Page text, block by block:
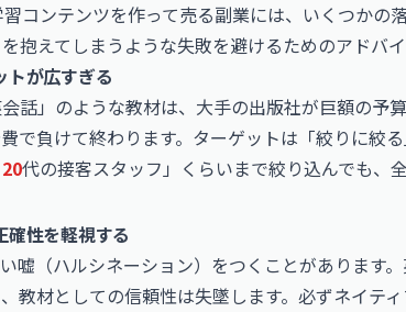
コンテンツを作って売る副業には、いくつかの
抱えてしまうような失敗を避けるためのアドバイ
トが広すぎる
会話」のような教材は、大手の出版社が巨額の予
で負けて終わります。ターゲットは「絞りに絞
20代の接客スタッフ」くらいまで絞り込んでも、
確性を軽視する
嘘（ハルシネーション）をつくことがあります
教材としての信頼性は失墜します。必ずネイテ